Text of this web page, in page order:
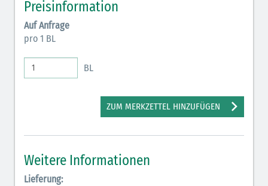
Rahmen)
Bronchodilatatoren (blau-braun)
Antikonvulsiva (grau-lila)
Inodilatatoren (rot-grün)
Elektrolyte (grün-pink)
Elektrolyte Kalium (grün-blau)
Preisinformation
Auf Anfrage
pro 1 BL
BL
ZUM MERKZETTEL HINZUFÜGEN
Weitere Informationen
Lieferung: